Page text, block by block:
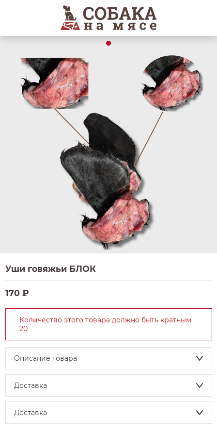
Уши говяжьи БЛОК
170 ₽
Количество этого товара должно быть кратным
20
Описание товара
Доставка
Доставка